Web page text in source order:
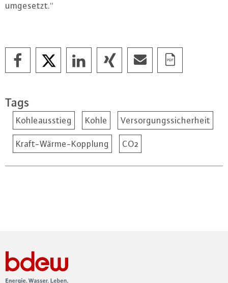
umgesetzt.“
Tags
Kohleausstieg Kohle Versorgungssicherheit
Kraft-Wärme-Kopplung CO2